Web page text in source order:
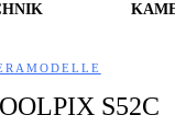
S52C